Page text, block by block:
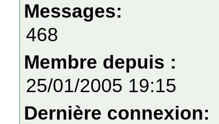
Messages:
468
Membre depuis :
25/01/2005 19:15
Dernière connexion: